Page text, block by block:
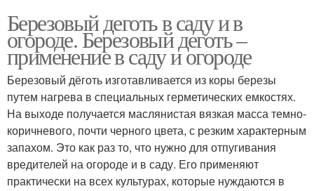
Березовый деготь в саду и в
огороде. Березовый деготь –
применение в саду и огороде
Березовый дёготь изготавливается из коры березы
путем нагрева в специальных герметических емкостях.
На выходе получается маслянистая вязкая масса темно-
коричневого, почти черного цвета, с резким характерным
запахом. Это как раз то, что нужно для отпугивания
вредителей на огороде и в саду. Его применяют
практически на всех культурах, которые нуждаются в